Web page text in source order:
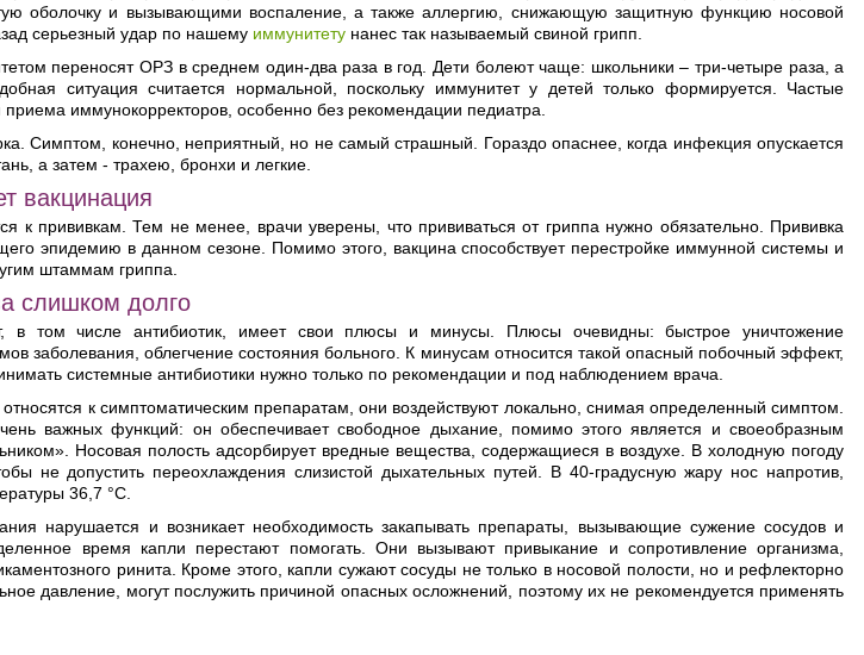
оболочку и вызывающими воспаление, а также аллергию, снижающую защитную функцию носовой
серьезный удар по нашему иммунитету нанес так называемый свиной грипп.
переносят ОРЗ в среднем один-два раза в год. Дети болеют чаще: школьники – три-четыре раза, а
ситуация считается нормальной, поскольку иммунитет у детей только формируется. Частые
иммунокорректоров, особенно без рекомендации педиатра.
Симптом, конечно, неприятный, но не самый страшный. Гораздо опаснее, когда инфекция опускается
а затем - трахею, бронхи и легкие.
вакцинация
к прививкам. Тем не менее, врачи уверены, что прививаться от гриппа нужно обязательно. Прививка
эпидемию в данном сезоне. Помимо этого, вакцина способствует перестройке иммунной системы и
штаммам гриппа.
слишком долго
в том числе антибиотик, имеет свои плюсы и минусы. Плюсы очевидны: быстрое уничтожение
заболевания, облегчение состояния больного. К минусам относится такой опасный побочный эффект,
системные антибиотики нужно только по рекомендации и под наблюдением врача.
к симптоматическим препаратам, они воздействуют локально, снимая определенный симптом.
важных функций: он обеспечивает свободное дыхание, помимо этого является и своеобразным
Носовая полость адсорбирует вредные вещества, содержащиеся в воздухе. В холодную погоду
не допустить переохлаждения слизистой дыхательных путей. В 40-градусную жару нос напротив,
36,7 °С.
нарушается и возникает необходимость закапывать препараты, вызывающие сужение сосудов и
время капли перестают помогать. Они вызывают привыкание и сопротивление организма,
ринита. Кроме этого, капли сужают сосуды не только в носовой полости, но и рефлекторно
давление, могут послужить причиной опасных осложнений, поэтому их не рекомендуется применять